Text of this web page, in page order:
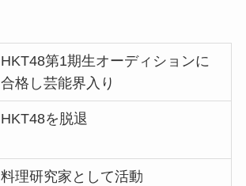
HKT48第1期生オーディションに
合格し芸能界入り
HKT48を脱退
料理研究家として活動